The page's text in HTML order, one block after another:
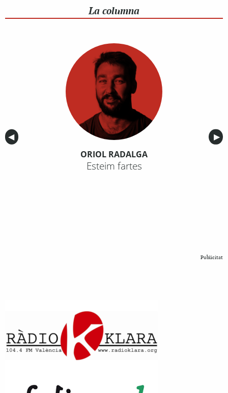
La columna
Anterior
◀︎ ▶︎
ORIOL RADALGA
Esteim fartes
Publicitat